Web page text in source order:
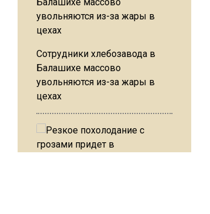
Сотрудники хлебозавода в
Балашихе массово
увольняются из-за жары в
цехах